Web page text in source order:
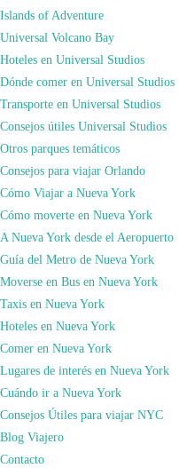
Islands of Adventure
Universal Volcano Bay
Hoteles en Universal Studios
Dónde comer en Universal Studios
Transporte en Universal Studios
Consejos útiles Universal Studios
Otros parques temáticos
Consejos para viajar Orlando
Cómo Viajar a Nueva York
Cómo moverte en Nueva York
A Nueva York desde el Aeropuerto
Guía del Metro de Nueva York
Moverse en Bus en Nueva York
Taxis en Nueva York
Hoteles en Nueva York
Comer en Nueva York
Lugares de interés en Nueva York
Cuándo ir a Nueva York
Consejos Útiles para viajar NYC
Blog Viajero
Contacto
buscador de vuelos con la máxima
de tu vuelo. Yo utilizo
encontrado siempre los vuelos
vuelo. También tenéis que valorar
en coche a un aeropuerto cercano,
sin embargo encuentro precios
Seguros de Viaje
mejor seguro de viaje.